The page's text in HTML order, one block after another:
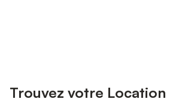
Trouvez votre Location